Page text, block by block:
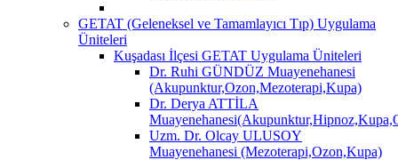
GETAT (Geleneksel ve Tamamlayıcı Tıp) Uygulama
Üniteleri
Kuşadası İlçesi GETAT Uygulama Üniteleri
Dr. Ruhi GÜNDÜZ Muayenehanesi
(Akupunktur,Ozon,Mezoterapi,Kupa)
Dr. Derya ATTİLA
Uzm. Dr. Olcay ULUSOY
Muayenehanesi (Mezoterapi,Ozon,Kupa)